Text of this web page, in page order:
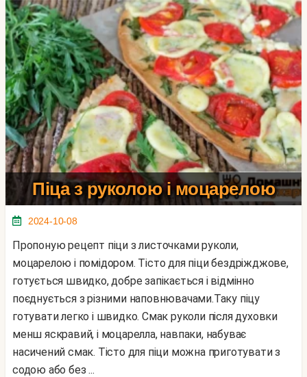
Піца з руколою і моцарелою
2024-10-08
Пропоную рецепт піци з листочками руколи,
моцарелою і помідором. Тісто для піци бездріжджове,
готується швидко, добре запікається і відмінно
поєднується з різними наповнювачами.Таку піцу
готувати легко і швидко. Смак руколи після духовки
менш яскравий, і моцарелла, навпаки, набуває
насичений смак. Тісто для піци можна приготувати з
содою або без ...